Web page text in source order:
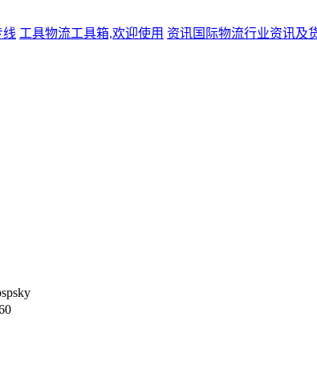
线 工具物流工具箱,欢迎使用 资讯国际物流行业资讯及